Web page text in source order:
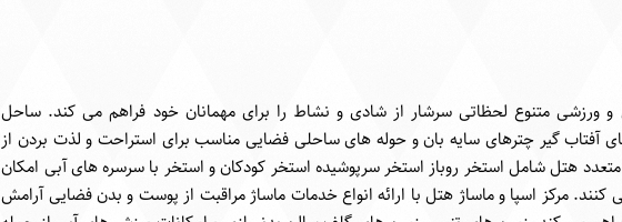
و ورزشی متنوع لحظاتی سرشار از شادی و نشاط را برای مهمانان خود فراهم می کند. ساحل
آفتاب گیر چترهای سایه بان و حوله های ساحلی فضایی مناسب برای استراحت و لذت بردن از
هتل شامل استخر روباز استخر سرپوشیده استخر کودکان و استخر با سرسره های آبی امکان
کنند. مرکز اسپا و ماساژ هتل با ارائه انواع خدمات ماساژ مراقبت از پوست و بدن فضایی آرامش